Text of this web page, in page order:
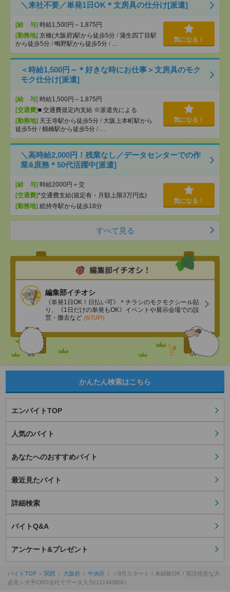
＼来社不要／単発1日OK＊文房具の仕分け[派遣]
[給 与] 時給1,500円～1,875円
[勤務地] 京橋(大阪府)駅から徒歩5分 / 蒲生四丁目駅
から徒歩5分 / 鴫野駅から徒歩5分 / …
気になる！
＜時給1,500円～＊好きな時にお仕事＞文房具のモク
モク仕分け[派遣]
[給 与] 時給1,500円～1,875円
[交通費]■ 交通費規定内支給 ※派遣先による
[勤務地] 天王寺駅から徒歩5分 / 大阪上本町駅から
徒歩5分 / 鶴橋駅から徒歩5分 / …
気になる！
＼高時給2,000円！残業なし／データセンターでの作
業&庶務＊50代活躍中[派遣]
[給 与] 時給2000円＋交
[交通費]*交通費支給(規定有・月額上限3万円迄)
[勤務地] 総持寺駅から徒歩18分
気になる！
すべて見る
編集部イチオシ
《単発1日OK！日払い可》＊チラシのモクモクシール貼
り、《1日だけの単発もOK》イベントや展示会場での設
営・撤去など (8/7UP!)
かんたん検索はこちら
エンバイトTOP
人気のバイト
あなたへのおすすめバイト
最近見たバイト
詳細検索
バイトQ&A
アンケート&プレゼント
バイトTOP 関西 大阪府 中央区
＜8月スタート！未経験OK！英語得意な方
必見＞大手CRO会社でデータ入力(111443856）